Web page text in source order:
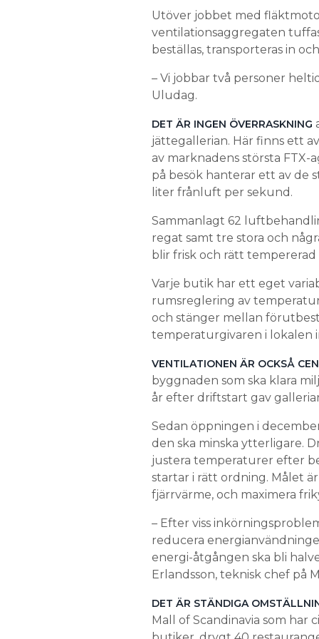
Utöver jobbet med
ventilationsaggregaten
beställas, transporteras in
– Vi jobbar två personer
Uludag.
DET ÄR INGEN ÖVERRASKNING
jättegallerian. Här finns ett
av marknadens största
på besök hanterar ett av de
liter frånluft per sekund.
Sammanlagt 62
regat samt tre stora och
blir frisk och rätt tempererad
Varje butik har ett eget
rumsreglering av
och stänger mellan
temperaturgivaren i lokalen
VENTILATIONEN ÄR OCKSÅ
byggnaden som ska klara
år efter driftstart gav
Sedan öppningen i
den ska minska ytterligare.
justera temperaturer efter
startar i rätt ordning. Målet
fjärrvärme, och maximera
– Efter viss
reducera
energi-åtgången ska bli
Erlandsson, teknisk chef på
DET ÄR STÄNDIGA
Mall of Scandinavia som har